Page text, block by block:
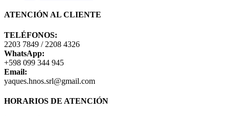
ATENCIÓN AL CLIENTE
TELÉFONOS:
2203 7849 / 2208 4326
WhatsApp:
+598 099 344 945
Email:
yaques.hnos.srl@gmail.com
HORARIOS DE ATENCIÓN